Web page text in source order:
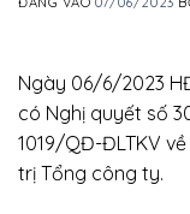
Ngày 06/6/2023
có Nghị quyết số
1019/QĐ-ĐLTKV
trị Tổng công ty.